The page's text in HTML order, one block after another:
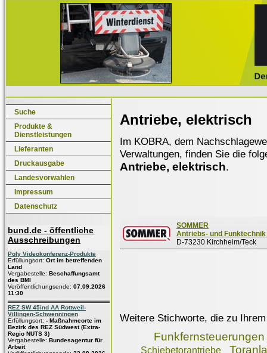
Suche
Produkte &
Dienstleistungen
Lieferanten
Druckausgabe
Landesvorwahlen
Impressum
Datenschutz
bund.de - öffentliche
Ausschreibungen
Poly Videokonferenz-Produkte
Erfüllungsort: Ort im betreffenden
Land
Vergabestelle: Beschaffungsamt
des BMI
Veröffentlichungsende: 07.09.2026
11:30
REZ SW 45ind AA Rottweil-
Villingen-Schwenningen
Erfüllungsort: - Maßnahmeorte im
Bezirk des REZ Südwest (Extra-
Regio NUTS 3)
Vergabestelle: Bundesagentur für
Arbeit
Antriebe, elektrisch
Im KOBRA, dem
Verwaltungen, finden Sie die
Antriebe, elektrisch.
SOMMER
Antriebs- und Funktechnik
D-73230 Kirchheim/Teck
Weitere Stichworte, die zu
Funkfernsteuerungen
Schiebetorantriebe